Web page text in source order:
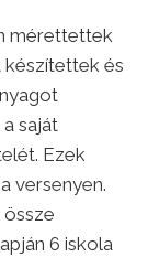
mérettettek
készítettek és
saját
Ezek
versenyen.
6 iskola